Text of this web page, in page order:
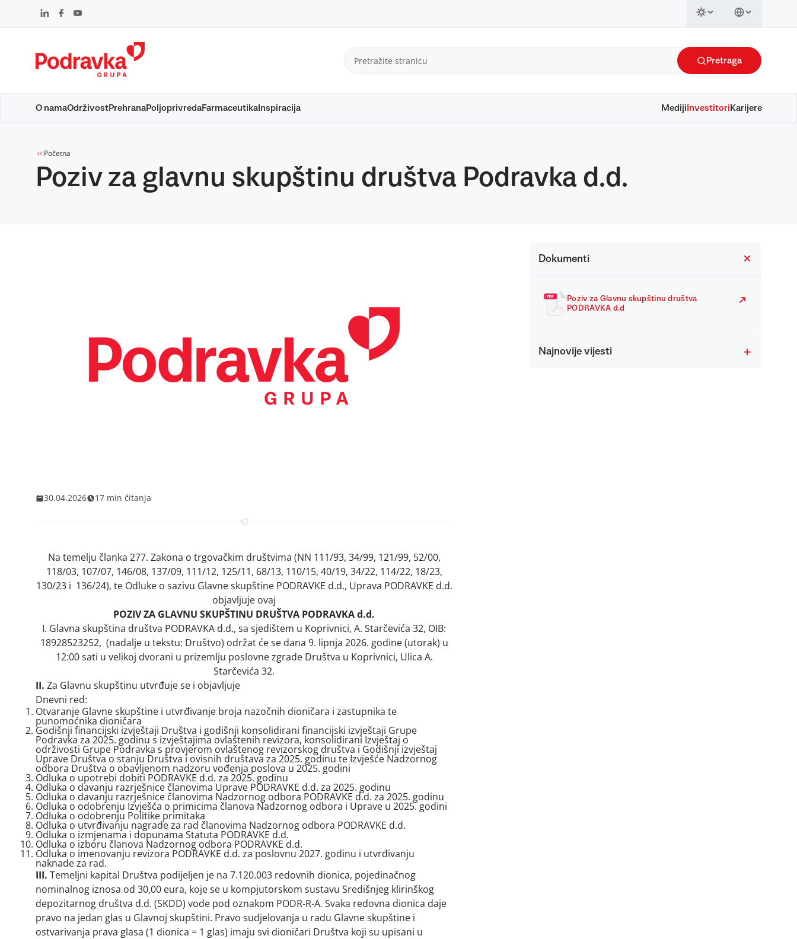
Pretraga
O namaOdrživostPrehranaPoljoprivredaFarmaceutikaInspiracija Mediji Investitori Karijere
Početna
Poziv za glavnu skupštinu društva Podravka d.d.
30.04.2026 17 min čitanja
Na temelju članka 277. Zakona o trgovačkim društvima (NN 111/93, 34/99, 121/99, 52/00,
118/03, 107/07, 146/08, 137/09, 111/12, 125/11, 68/13, 110/15, 40/19, 34/22, 114/22, 18/23,
130/23 i 136/24), te Odluke o sazivu Glavne skupštine PODRAVKE d.d., Uprava PODRAVKE d.d.
objavljuje ovaj
POZIVZA GLAVNU SKUPŠTINU DRUŠTVA PODRAVKA d.d.
I. Glavna skupština društva PODRAVKA d.d., sa sjedištem u Koprivnici, A. Starčevića 32, OIB:
18928523252, (nadalje u tekstu: Društvo) održat će se dana 9. lipnja 2026. godine (utorak) u
12:00 sati u velikoj dvorani u prizemlju poslovne zgrade Društva u Koprivnici, Ulica A.
Starčevića 32.
II. Za Glavnu skupštinu utvrđuje se i objavljuje
Dnevni red:
Otvaranje Glavne skupštine i utvrđivanje broja nazočnih dioničara i zastupnika te
punomoćnika dioničara
Godišnji financijski izvještaji Društva i godišnji konsolidirani financijski izvještaji Grupe
Podravka za 2025. godinu s izvještajima ovlaštenih revizora, konsolidirani Izvještaj o
održivosti Grupe Podravka s provjerom ovlaštenog revizorskog društva i Godišnji izvještaj
Uprave Društva o stanju Društva i ovisnih društava za 2025. godinu te Izvješće Nadzornog
odbora Društva o obavljenom nadzoru vođenja poslova u 2025. godini
Odluka o upotrebi dobiti PODRAVKE d.d. za 2025. godinu
Odluka o davanju razrješnice članovima Uprave PODRAVKE d.d. za 2025. godinu
Odluka o davanju razrješnice članovima Nadzornog odbora PODRAVKE d.d. za 2025. godinu
Odluka o odobrenju Izvješća o primicima članova Nadzornog odbora i Uprave u 2025. godini
Odluka o odobrenju Politike primitaka
Odluka o utvrđivanju nagrade za rad članovima Nadzornog odbora PODRAVKE d.d.
Odluka o izmjenama i dopunama Statuta PODRAVKE d.d.
Odluka o izboru članova Nadzornog odbora PODRAVKE d.d.
Odluka o imenovanju revizora PODRAVKE d.d. za poslovnu 2027. godinu i utvrđivanju
naknade za rad.
III. Temeljni kapital Društva podijeljen je na 7.120.003 redovnih dionica, pojedinačnog
nominalnog iznosa od 30,00 eura, koje se u kompjutorskom sustavu Središnjeg klirinškog
depozitarnog društva d.d. (SKDD) vode pod oznakom PODR-R-A. Svaka redovna dionica daje
pravo na jedan glas u Glavnoj skupštini. Pravo sudjelovanja u radu Glavne skupštine i
ostvarivanja prava glasa (1 dionica = 1 glas) imaju svi dioničari Društva koji su upisani u
Dokumenti
Poziv za Glavnu skupštinu društva
PODRAVKA d.d
Najnovije vijesti